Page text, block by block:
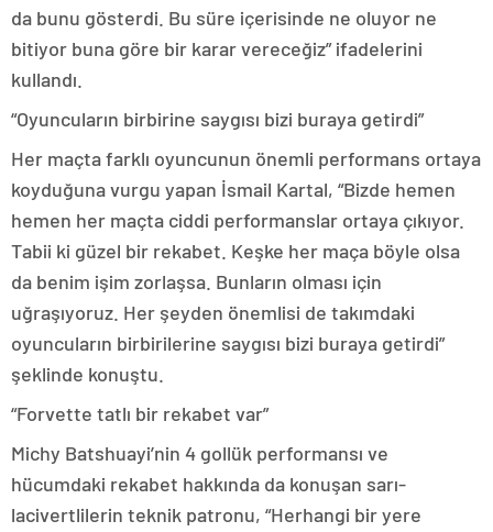
da bunu gösterdi. Bu süre içerisinde ne oluyor ne
bitiyor buna göre bir karar vereceğiz” ifadelerini
kullandı.
“Oyuncuların birbirine saygısı bizi buraya getirdi”
Her maçta farklı oyuncunun önemli performans ortaya
koyduğuna vurgu yapan İsmail Kartal, “Bizde hemen
hemen her maçta ciddi performanslar ortaya çıkıyor.
Tabii ki güzel bir rekabet. Keşke her maça böyle olsa
da benim işim zorlaşsa. Bunların olması için
uğraşıyoruz. Her şeyden önemlisi de takımdaki
oyuncuların birbirilerine saygısı bizi buraya getirdi”
şeklinde konuştu.
“Forvette tatlı bir rekabet var”
Michy Batshuayi’nin 4 gollük performansı ve
hücumdaki rekabet hakkında da konuşan sarı-
lacivertlilerin teknik patronu, “Herhangi bir yere